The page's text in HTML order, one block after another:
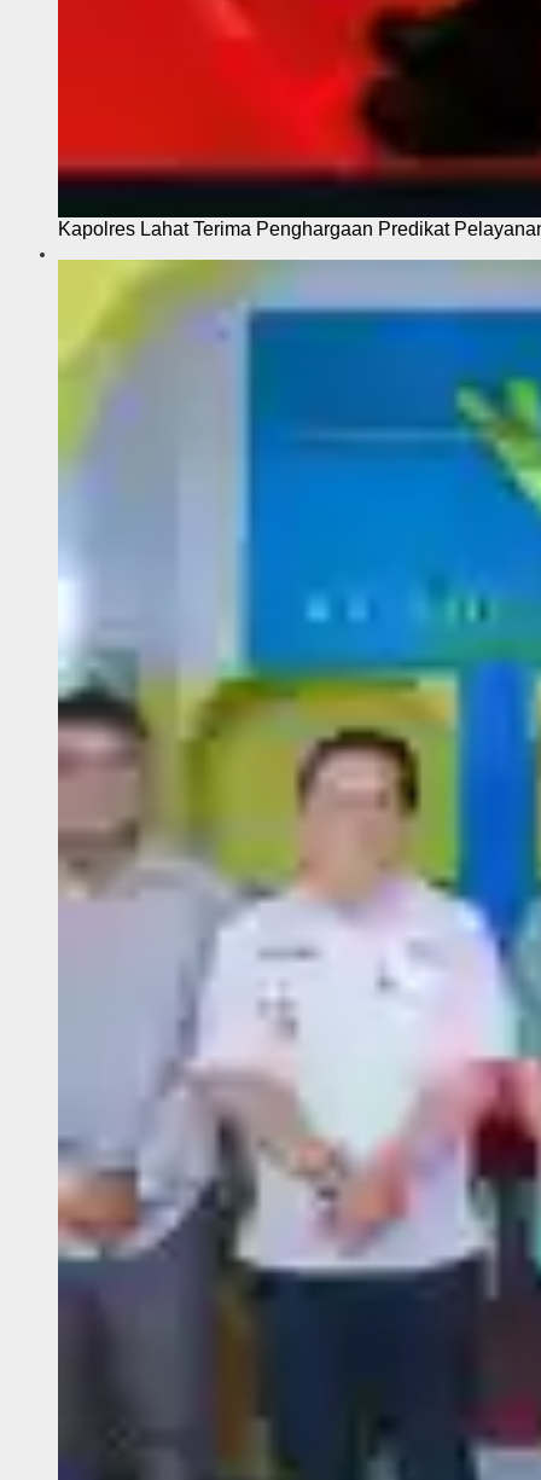
Kapolres Lahat Terima Penghargaan Predikat